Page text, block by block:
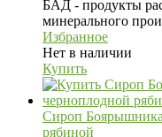
БАД - продукты
минерального
Избранное
Нет в наличии
Купить
Сироп
рябиной